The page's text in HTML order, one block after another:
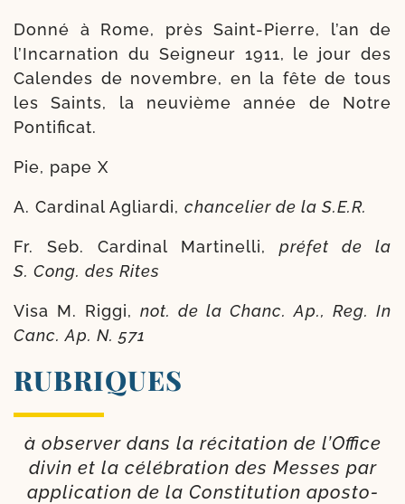
Donné à Rome, près Saint-​Pierre, l’an de
l’Incarnation du Seigneur 1911, le jour des
Calendes de novembre, en la fête de tous
les Saints, la neu­vième année de Notre
Pontificat.
Pie, pape X
A. Cardinal Agliardi, chan­ce­lier de la S.E.R.
Fr. Seb. Cardinal Martinelli, pré­fet de la
S. Cong. des Rites
Visa M. Riggi, not. de la Chanc.Ap., Reg. In
Canc. Ap. N. 571
RUBRIQUES
à obser­ver dans la réci­ta­tion de l’Office
divin et la célé­bra­tion des Messes par
appli­ca­tion de la Consti­tution apos­to­